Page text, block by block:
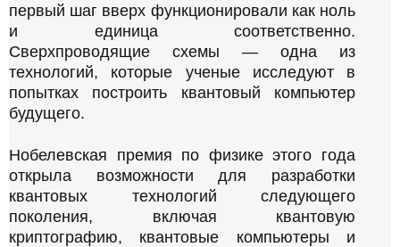
первый шаг вверх функционировали как ноль
и единица соответственно.
Сверхпроводящие схемы — одна из
технологий, которые ученые исследуют в
попытках построить квантовый компьютер
будущего.
Нобелевская премия по физике этого года
открыла возможности для разработки
квантовых технологий следующего
поколения, включая квантовую
криптографию, квантовые компьютеры и